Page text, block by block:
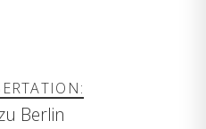
Berlin